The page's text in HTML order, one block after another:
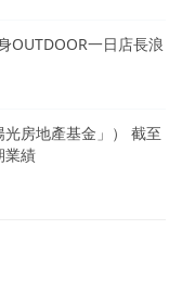
OUTDOOR一日店長浪
房地產基金」） 截至
業績